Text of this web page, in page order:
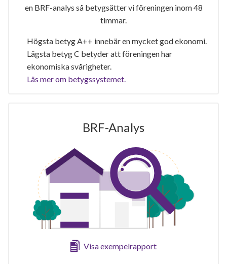
en BRF-analys så betygsätter vi föreningen inom 48
timmar.
Högsta betyg A++ innebär en mycket god ekonomi.
Lägsta betyg C betyder att föreningen har
ekonomiska svårigheter.
Läs mer om betygssystemet.
BRF-Analys
Visa exempelrapport